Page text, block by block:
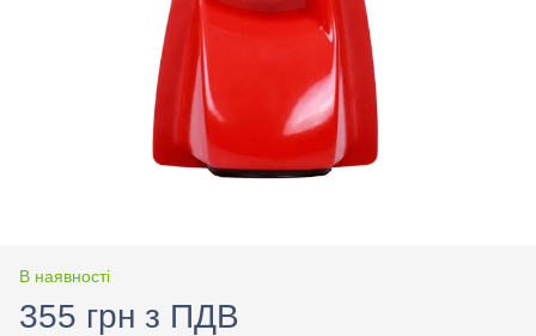
В наявності
355 грн з ПДВ